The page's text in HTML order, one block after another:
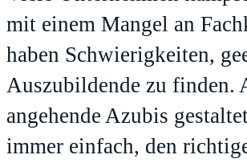
mit einem Mangel an
haben Schwierigkeiten,
Auszubildende zu finden.
angehende Azubis
immer einfach, den